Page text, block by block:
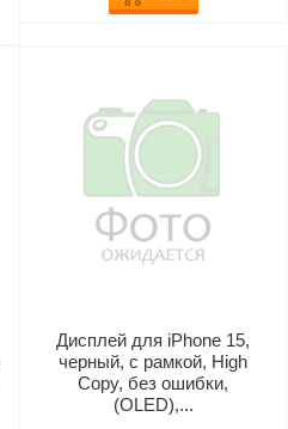
Дисплей для iPhone 15,
черный, с рамкой, High
Copy, без ошибки,
(OLED),...